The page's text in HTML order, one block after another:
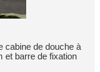
cabine de douche à
et barre de fixation